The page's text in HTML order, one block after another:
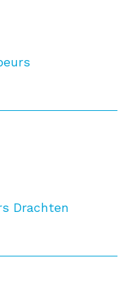
Drachten